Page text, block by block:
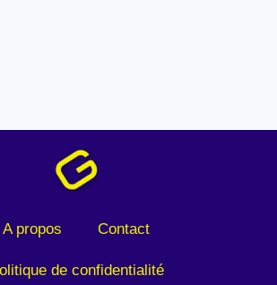
A propos Contact
de confidentialité